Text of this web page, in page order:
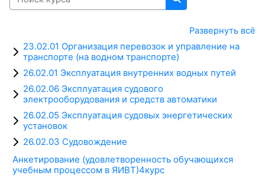
Поиск курса
Развернуть всё
23.02.01 Организация перевозок и управление на
транспорте (на водном транспорте)
26.02.01 Эксплуатация внутренних водных путей
26.02.06 Эксплуатация судового
электрооборудования и средств автоматики
26.02.05 Эксплуатация судовых энергетических
установок
26.02.03 Судовождение
Анкетирование (удовлетворенность обучающихся
учебным процессом в ЯИВТ)4курс